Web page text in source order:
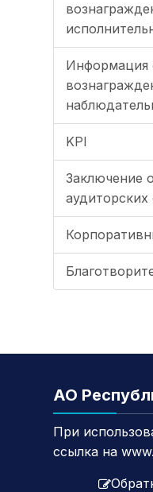
Информация
KPI
Заключение
аудиторских
АО
При
ссылка на